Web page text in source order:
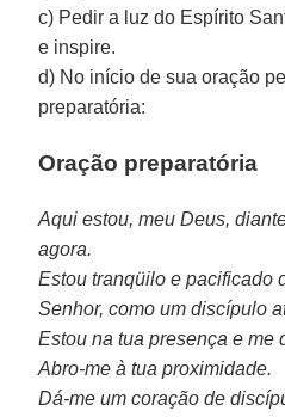
c) Pedir a luz do Espírito
e inspire.
d) No início de sua oração
preparatória:
Oração preparatória
Aqui estou, meu Deus,
agora.
Estou tranqüilo e pacificado
Senhor, como um discípulo
Estou na tua presença e me
Abro-me à tua proximidade.
Dá-me um coração de